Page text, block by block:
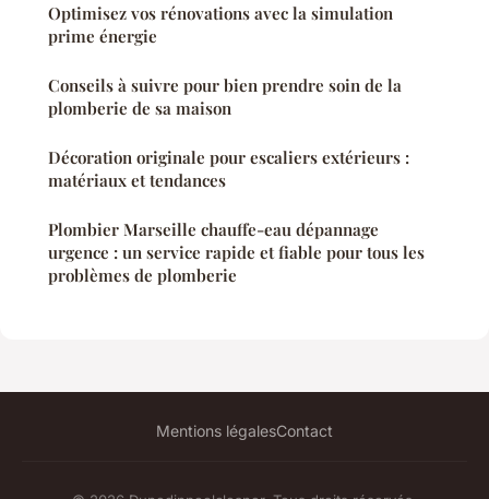
Optimisez vos rénovations avec la simulation
prime énergie
Conseils à suivre pour bien prendre soin de la
plomberie de sa maison
Décoration originale pour escaliers extérieurs :
matériaux et tendances
Plombier Marseille chauffe-eau dépannage
urgence : un service rapide et fiable pour tous les
problèmes de plomberie
Mentions légalesContact